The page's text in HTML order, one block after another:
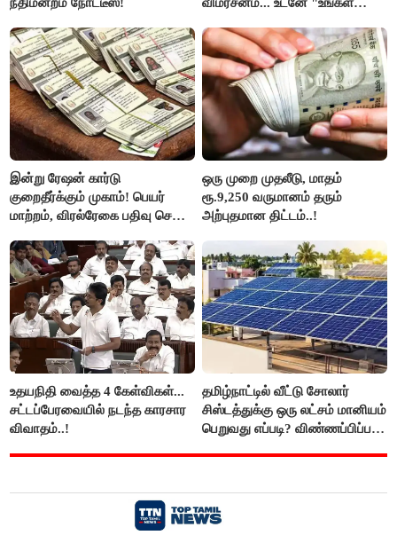
ஆதவ் அர்ஜுனா பதிலடி!
இன்று ரேஷன் கார்டு
குறைதீர்க்கும் முகாம்! பெயர்
மாற்றம், விரல்ரேகை பதிவு செய்ய
ஒரு முறை முதலீடு, மாதம்
ரூ.9,250 வருமானம் தரும்
அற்புதமான திட்டம்..!
உதயநிதி வைத்த 4 கேள்விகள்...
சட்டப்பேரவையில் நடந்த காரசார
விவாதம்..!
தமிழ்நாட்டில் வீட்டு சோலார்
சிஸ்டத்துக்கு ஒரு லட்சம் மானியம்
பெறுவது எப்படி? விண்ணப்பிப்பது